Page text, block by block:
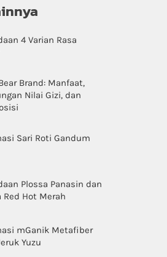
4 Varian Rasa
Brand: Manfaat,
Nilai Gizi, dan
Sari Roti Gandum
Plossa Panasin dan
Red Hot Merah
mGanik Metafiber
Yuzu